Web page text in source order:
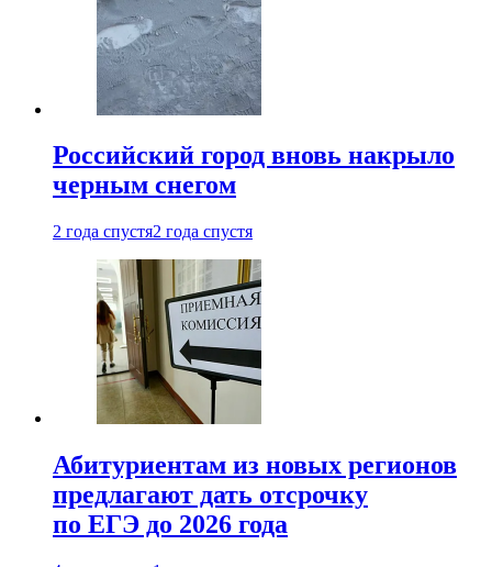
Российский город вновь накрыло
черным снегом
2 года спустя2 года спустя
Абитуриентам из новых регионов
предлагают дать отсрочку
по ЕГЭ до 2026 года